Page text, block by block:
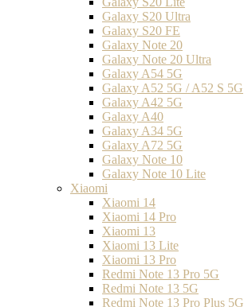
Galaxy S20 Ultra
Galaxy S20 FE
Galaxy Note 20
Galaxy Note 20 Ultra
Galaxy A54 5G
Galaxy A52 5G / A52 S 5G
Galaxy A42 5G
Galaxy A40
Galaxy A34 5G
Galaxy A72 5G
Galaxy Note 10
Galaxy Note 10 Lite
Xiaomi
Xiaomi 14
Xiaomi 14 Pro
Xiaomi 13
Xiaomi 13 Lite
Xiaomi 13 Pro
Redmi Note 13 Pro 5G
Redmi Note 13 5G
Redmi Note 13 Pro Plus 5G